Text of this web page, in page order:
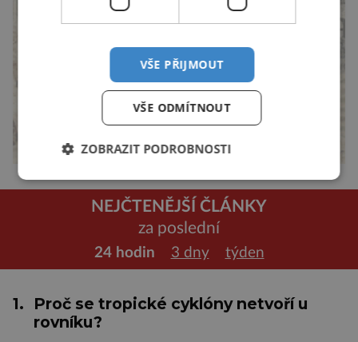
NEJČTENĚJŠÍ ČLÁNKY
za poslední
24 hodin 3 dny týden
1.
Proč se tropické cyklóny netvoří u
rovníku?
VŠE PŘIJMOUT
VŠE ODMÍTNOUT
ZOBRAZIT PODROBNOSTI